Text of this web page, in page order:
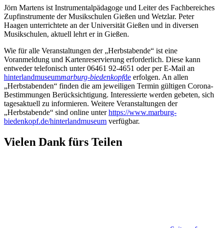
Jörn Martens ist Instrumentalpädagoge und Leiter des Fachbereiches
Zupfinstrumente der Musikschulen Gießen und Wetzlar. Peter
Haagen unterrichtete an der Universität Gießen und in diversen
Musikschulen, aktuell lehrt er in Gießen.
Wie für alle Veranstaltungen der „Herbstabende“ ist eine
Voranmeldung und Kartenreservierung erforderlich. Diese kann
entweder telefonisch unter 06461 92-4651 oder per E-Mail an
hinterlandmuseummarburg-biedenkopfde erfolgen. An allen
„Herbstabenden“ finden die am jeweiligen Termin gültigen Corona-
Bestimmungen Berücksichtigung. Interessierte werden gebeten, sich
tagesaktuell zu informieren. Weitere Veranstaltungen der
„Herbstabende“ sind online unterhttps://www.marburg-
biedenkopf.de/hinterlandmuseum verfügbar.
Vielen Dank fürs Teilen